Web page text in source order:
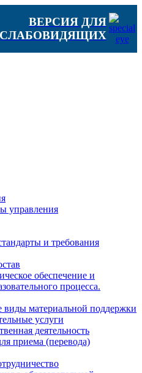
ВЕРСИЯ ДЛЯ
СЛАБОВИДЯЩИХ
управления
и требования
обеспечение и
процесса.
материальной поддержки
услуги
деятельность
приема (перевода)